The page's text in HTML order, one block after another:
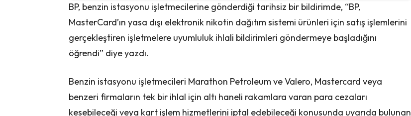
BP, benzin istasyonu işletmecilerine gönderdiği tarihsiz bir bildirimde, “BP,
MasterCard’ın yasa dışı elektronik nikotin dağıtım sistemi ürünleri için satış işlemlerini
gerçekleştiren işletmelere uyumluluk ihlali bildirimleri göndermeye başladığını
öğrendi” diye yazdı.
Benzin istasyonu işletmecileri Marathon Petroleum ve Valero, Mastercard veya
benzeri firmaların tek bir ihlal için altı haneli rakamlara varan para cezaları
kesebileceği veya kart işlem hizmetlerini iptal edebileceği konusunda uyarıda bulunan